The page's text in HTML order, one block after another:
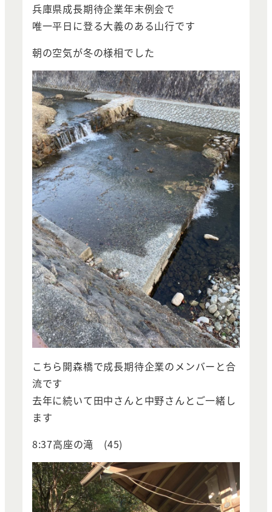
兵庫県成長期待企業年末例会で
唯一平日に登る大義のある山行です
朝の空気が冬の様相でした
こちら開森橋で成長期待企業のメンバーと合
流です
去年に続いて田中さんと中野さんとご一緒し
ます
8:37高座の滝 (45)